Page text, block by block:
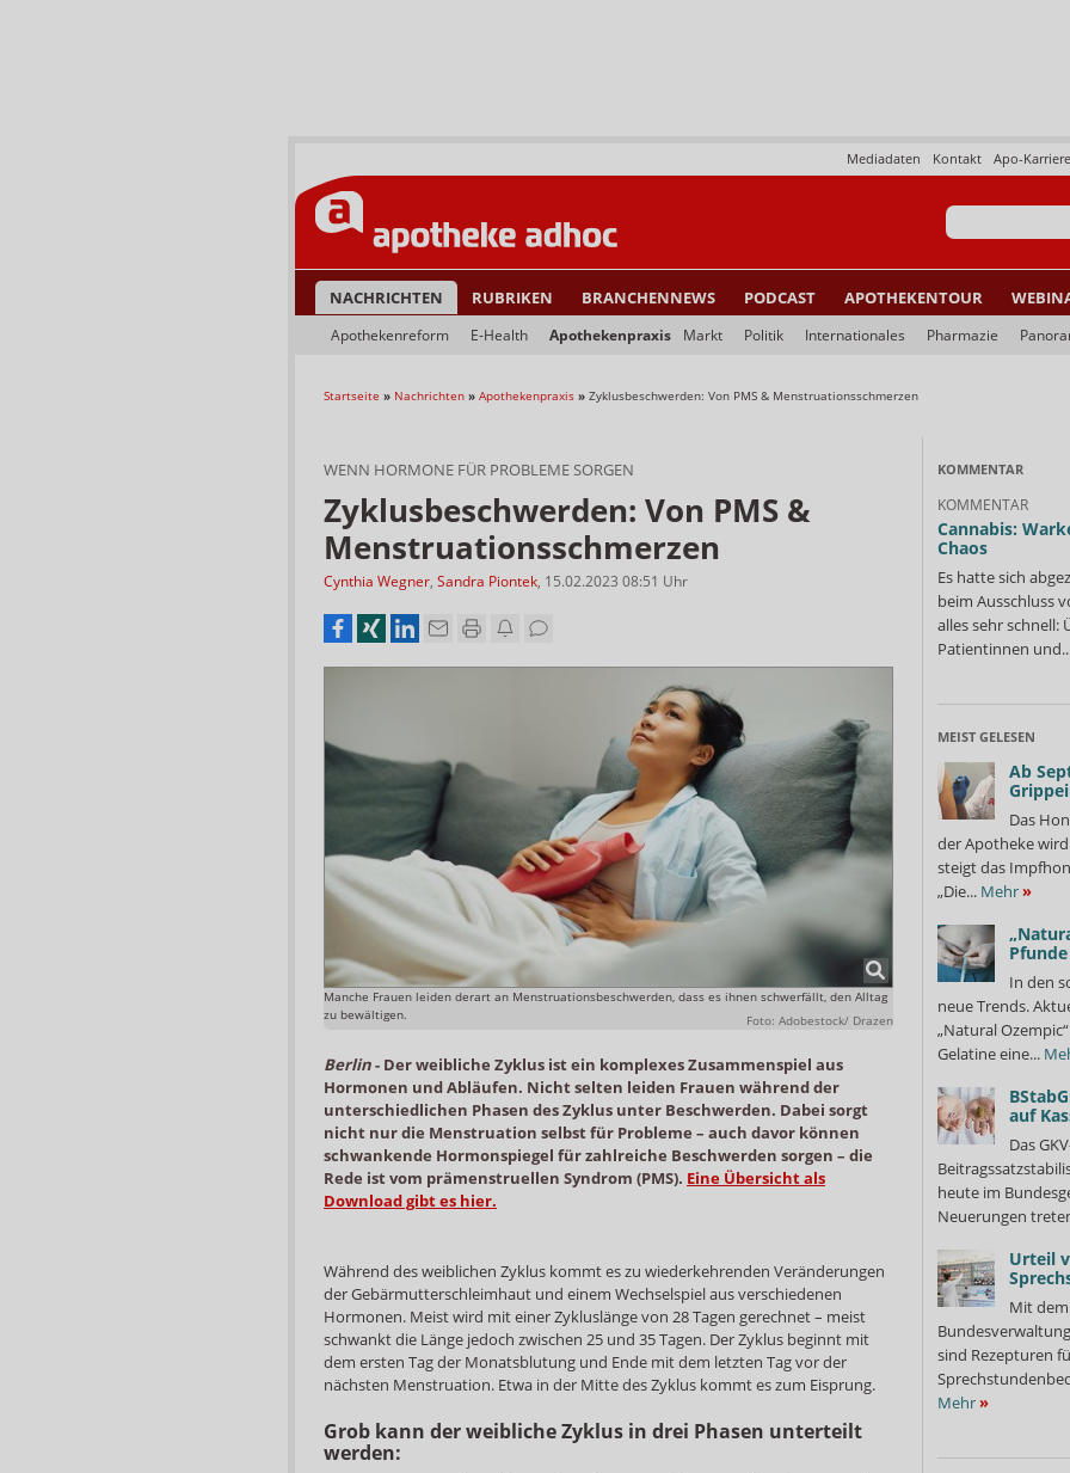
Apo-Karriere
Kontakt
Mediadaten
NACHRICHTEN RUBRIKEN BRANCHENNEWS PODCAST APOTHEKENTOUR
Apothekenreform E-Health Apothekenpraxis Markt Politik Internationales Pharmazie
Startseite » Nachrichten » Apothekenpraxis » Zyklusbeschwerden: Von PMS & Menstruationsschmerzen
WENN HORMONE FÜR PROBLEME SORGEN
Zyklusbeschwerden: Von PMS &
Menstruationsschmerzen
Cynthia Wegner, Sandra Piontek, 15.02.2023 08:51 Uhr
Manche Frauen leiden derart an Menstruationsbeschwerden, dass es ihnen schwerfällt, den Alltag
zu bewältigen.
Foto: Adobestock/ Drazen
Berlin- Der weibliche Zyklus ist ein komplexes Zusammenspiel aus
Hormonen und Abläufen. Nicht selten leiden Frauen während der
unterschiedlichen Phasen des Zyklus unter Beschwerden. Dabei sorgt
nicht nur die Menstruation selbst für Probleme – auch davor können
schwankende Hormonspiegel für zahlreiche Beschwerden sorgen – die
Rede ist vom prämenstruellen Syndrom (PMS). Eine Übersicht als
Download gibt es hier.
Während des weiblichen Zyklus kommt es zu wiederkehrenden Veränderungen
der Gebärmutterschleimhaut und einem Wechselspiel aus verschiedenen
Hormonen. Meist wird mit einer Zykluslänge von 28 Tagen gerechnet – meist
schwankt die Länge jedoch zwischen 25 und 35 Tagen. Der Zyklus beginnt mit
dem ersten Tag der Monatsblutung und Ende mit dem letzten Tag vor der
nächsten Menstruation. Etwa in der Mitte des Zyklus kommt es zum Eisprung.
Grob kann der weibliche Zyklus in drei Phasen unterteilt
werden:
KOMMENTAR
KOMMENTAR
Cannabis:
Chaos
Es hatte sich
beim Ausschluss
alles sehr schnell:
Patientinnen
MEIST GELESEN
Ab
Das
der Apotheke
steigt das
„Die... Mehr»
In den
neue Trends.
„Natural
Gelatine eine...
auf
Das
heute im
Neuerungen
Urteil
Mit
sind Rezepturen
Mehr»